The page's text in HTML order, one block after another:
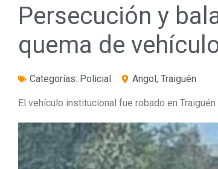
Persecución y
quema de
Categorías: Policial Angol, Traiguén
El vehículo institucional fue robado en